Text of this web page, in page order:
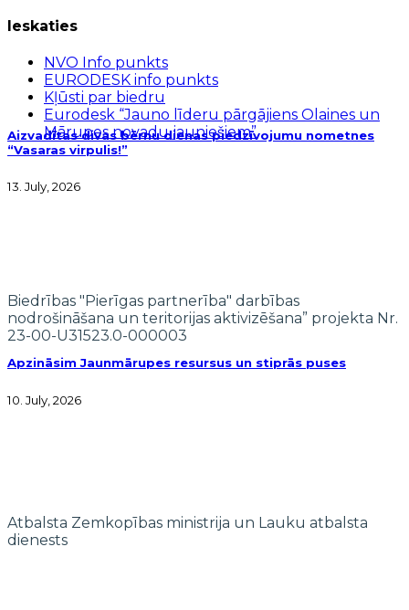
Aizvadītas divas bērnu dienas piedzīvojumu nometnes
“Vasaras virpulis!”
13. July, 2026
Apzināsim Jaunmārupes resursus un stiprās puses
10. July, 2026
Ieskaties
NVO Info punkts
EURODESK info punkts
Kļūsti par biedru
Eurodesk “Jauno līderu pārgājiens Olaines un
Mārupes novadu jauniešiem”
Biedrības "Pierīgas partnerība" darbības
nodrošināšana un teritorijas aktivizēšana” projekta Nr.
23-00-U31523.0-000003
Atbalsta Zemkopības ministrija un Lauku atbalsta
dienests